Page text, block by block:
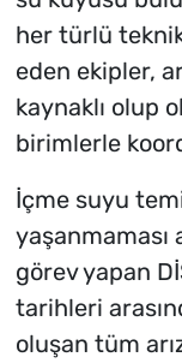
her türlü
eden ekipler,
kaynaklı olup
birimlerle
İçme suyu
yaşanmaması
görev yapan
tarihleri
oluşan tüm